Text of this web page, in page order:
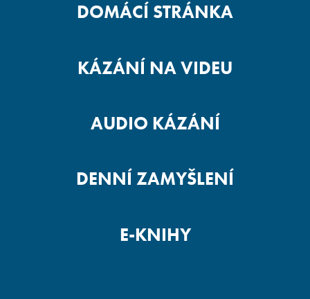
DOMÁCÍ STRÁNKA
KÁZÁNÍ NA VIDEU
AUDIO KÁZÁNÍ
DENNÍ ZAMYŠLENÍ
E-KNIHY